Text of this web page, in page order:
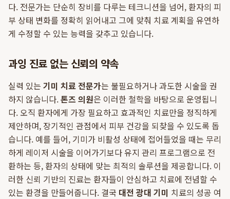
다. 전문가는 단순히 장비를 다루는 테크니션을 넘어, 환자의 피
부 상태 변화를 정확히 읽어내고 그에 맞춰 치료 계획을 유연하
게 수정할 수 있는 능력을 갖추고 있습니다.
과잉 진료 없는 신뢰의 약속
실력 있는 기미 치료 전문가는 불필요하거나 과도한 시술을 권
하지 않습니다.톤즈 의원은 이러한 철학을 바탕으로 운영됩니
다. 오직 환자에게 가장 필요하고 효과적인 치료만을 정직하게
제안하며, 장기적인 관점에서 피부 건강을 되찾을 수 있도록 돕
습니다. 예를 들어, 기미가 비활성 상태에 접어들었을 때는 무리
하게 레이저 시술을 이어가기보다 유지 관리 프로그램으로 전
환하는 등, 환자의 상태에 맞는 최적의 솔루션을 제공합니다. 이
러한 신뢰 기반의 진료는 환자들이 안심하고 치료에 전념할 수
있는 환경을 만들어줍니다. 결국 대전 광대 기미 치료의 성공 여